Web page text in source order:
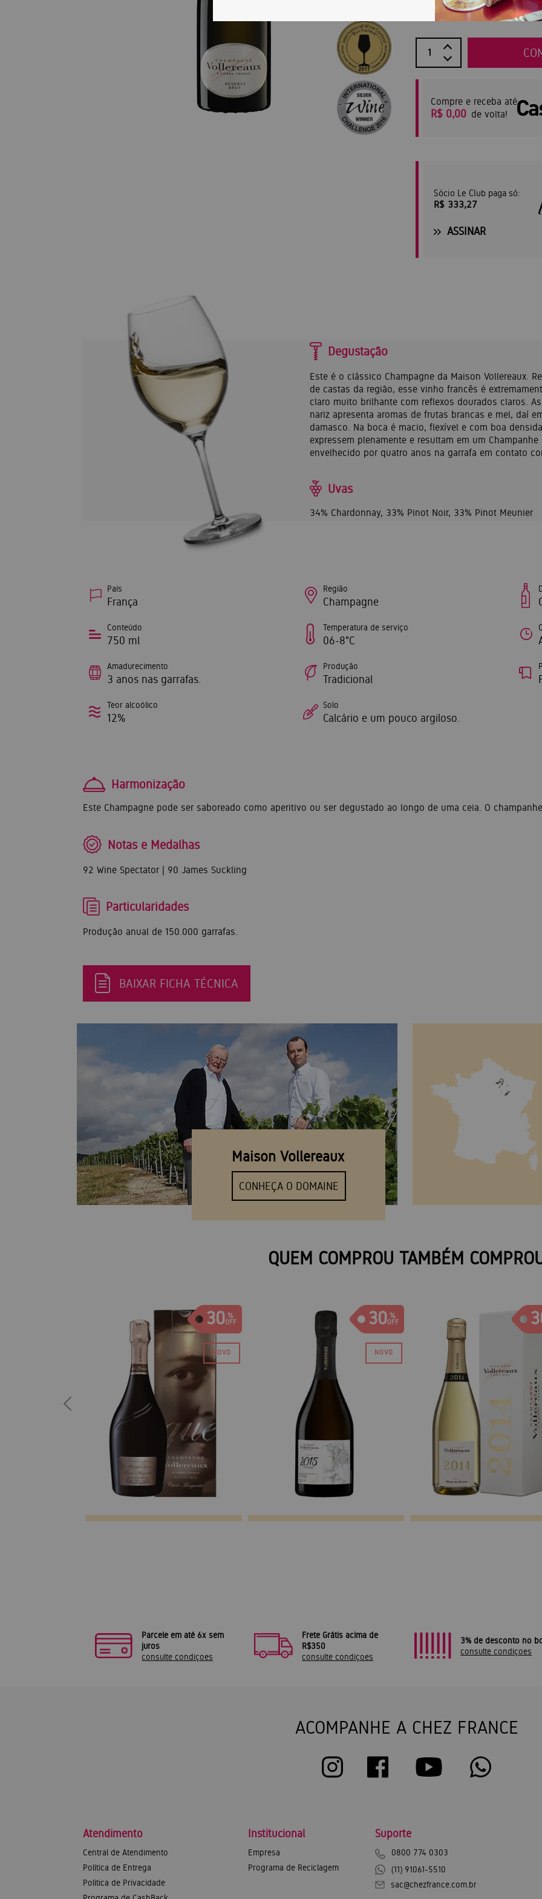
R$ 370,30
Compre e receba até
R$ 0,00 de volta!
Sócio Le Club paga só:
R$ 333,27
ASSINAR
Degustação
Este é o clássico Champagne da Maison Vollereaux.
de castas da região, esse vinho francês é
claro muito brilhante com reflexos dourados claros.
nariz apresenta aromas de frutas brancas e mel, daí
damasco. Na boca é macio, flexível e com boa
expressem plenamente e resultam em um
envelhecido por quatro anos na garrafa em contato
Uvas
34% Chardonnay, 33% Pinot Noir, 33% Pinot Meunier
País
França
Região
Champagne
Conteúdo
750 ml
Temperatura de serviço
06-8°C
Amadurecimento
3 anos nas garrafas.
Produção
Tradicional
Teor alcoólico
12%
Solo
Calcário e um pouco argiloso.
Harmonização
Este Champagne pode ser saboreado como aperitivo ou ser degustado ao longo de uma ceia. O
Notas e Medalhas
92 Wine Spectator | 90 James Suckling
Particularidades
Produção anual de 150.000 garrafas.
BAIXAR FICHA TÉCNICA
Maison Vollereaux
CONHEÇA O DOMAINE
QUEM COMPROU TAMBÉM
30 30
Parcele em até 6x sem
juros
consulte condiçoes
Frete Grátis acima de
R$350
consulte condiçoes
3% de desconto no
consulte condiçoes
ACOMPANHE A CHEZ FRANCE
Atendimento
Central de Atendimento
Política de Entrega
Política de Privacidade
Institucional
Empresa
Programa de Reciclagem
Suporte
0800 774 0303
(11) 91061-5510
sac@chezfrance.com.br